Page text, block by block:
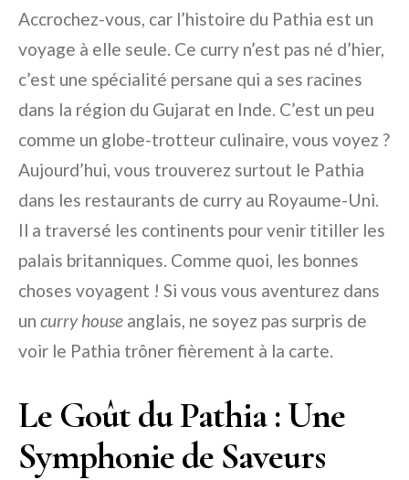
Accrochez-vous, car l’histoire du Pathia est un
voyage à elle seule. Ce curry n’est pas né d’hier,
c’est une spécialité persane qui a ses racines
dans la région du Gujarat en Inde. C’est un peu
comme un globe-trotteur culinaire, vous voyez ?
Aujourd’hui, vous trouverez surtout le Pathia
dans les restaurants de curry au Royaume-Uni.
Il a traversé les continents pour venir titiller les
palais britanniques. Comme quoi, les bonnes
choses voyagent ! Si vous vous aventurez dans
un curry house anglais, ne soyez pas surpris de
voir le Pathia trôner fièrement à la carte.
Le Goût du Pathia : Une
Symphonie de Saveurs